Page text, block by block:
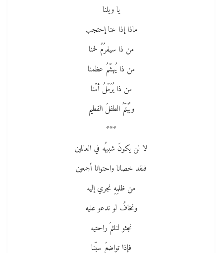
يا ويلنا
ماذا إذا عنا إحتجب
من ذا سيفرُمُ لحمنا
من ذا يُهشّمُ عظمنا
من ذا يُرَمّلُ أمّنا
ويُيَتّمُ الطفلَ الفطيم
***
لا لن يكونَ شبيهُه في العالمين
فلقد خصانا واحتوانا أجمعين
من ظلمِهِ نجري إليه
ونخافُ لو ندعو عليه
نجثو لنلثمَ راحتيه
فإذا تواضعَ سبّنا